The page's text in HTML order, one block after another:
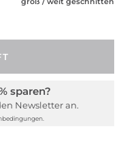
sparen?
Newsletter an.